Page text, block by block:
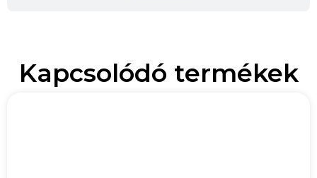
Kapcsolódó termékek